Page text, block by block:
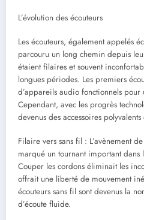
L’évolution des écouteurs
Les écouteurs, également appelés
parcouru un long chemin depuis
étaient filaires et souvent
longues périodes. Les premiers
d’appareils audio fonctionnels pour
Cependant, avec les progrès
devenus des accessoires polyvalents
Filaire vers sans fil : L’avènement
marqué un tournant important dans
Couper les cordons éliminait les
offrait une liberté de mouvement
écouteurs sans fil sont devenus la
d’écoute fluide.